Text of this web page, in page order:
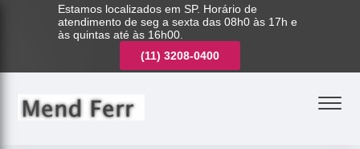
Estamos localizados em SP. Horário de
atendimento de seg a sexta das 08h0 às 17h e
às quintas até às 16h00.
(11) 3208-0400